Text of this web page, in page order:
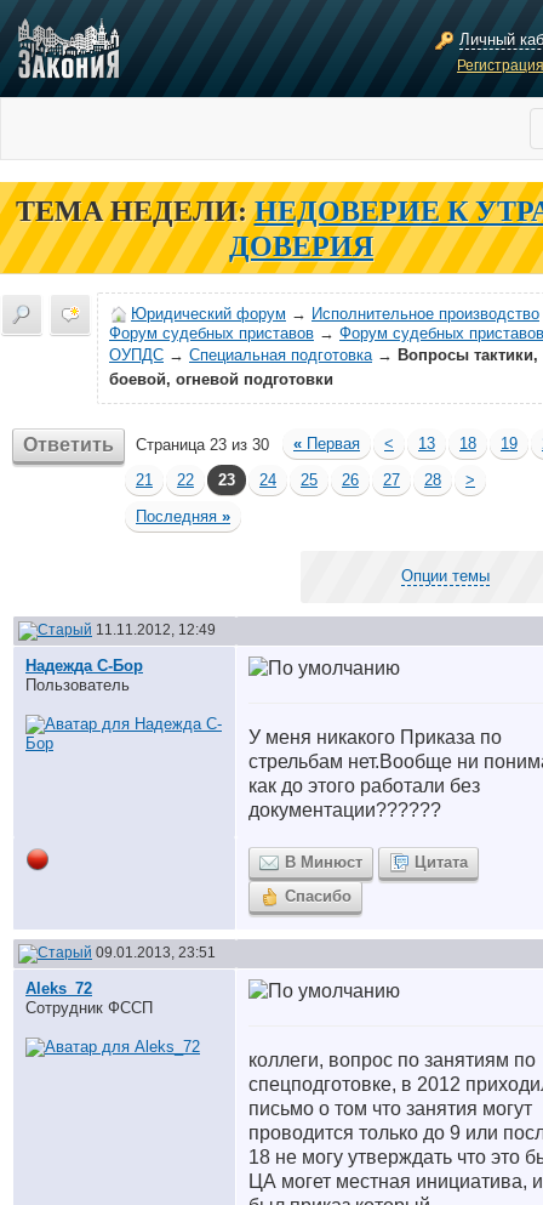
Личный
ТЕМА НЕДЕЛИ: НЕДОВЕРИЕ К
ДОВЕРИЯ
Юридический форум → Исполнительное производство
Форум судебных приставов → Форум судебных
ОУПДС → Специальная подготовка→ Вопросы тактики,
боевой, огневой подготовки
Ответить Страница 23 из 30 « Первая < 13 18 19
21
22 23 24 25 26 27 28
>
Последняя »
Опции темы
11.11.2012, 12:49
Надежда С-Бор
Пользователь
У меня никакого Приказа по
стрельбам нет.Вообще ни
как до этого работали без
документации??????
В Минюст
Цитата
Спасибо
09.01.2013, 23:51
Aleks_72
Сотрудник ФССП
коллеги, вопрос по занятиям по
спецподготовке, в 2012
письмо о том что занятия могут
проводится только до 9 или
18 не могу утверждать что это
ЦА могет местная инициатива, и